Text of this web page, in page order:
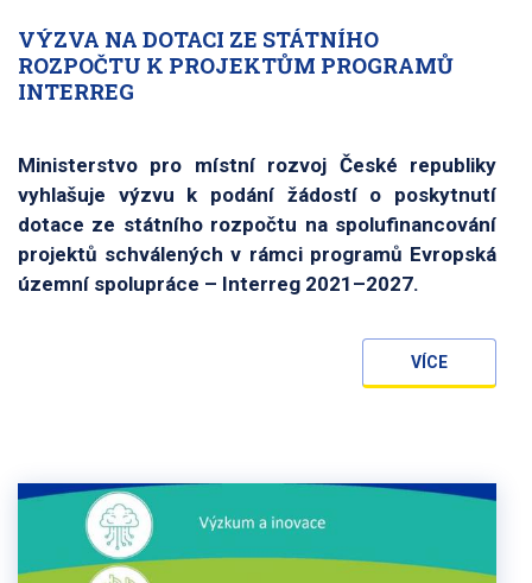
VÝZVA NA DOTACI ZE STÁTNÍHO
ROZPOČTU K PROJEKTŮM PROGRAMŮ
INTERREG
Ministerstvo pro místní rozvoj České republiky
vyhlašuje výzvu k podání žádostí o poskytnutí
dotace ze státního rozpočtu na spolufinancování
projektů schválených v rámci programů Evropská
územní spolupráce – Interreg 2021–2027.
VÍCE